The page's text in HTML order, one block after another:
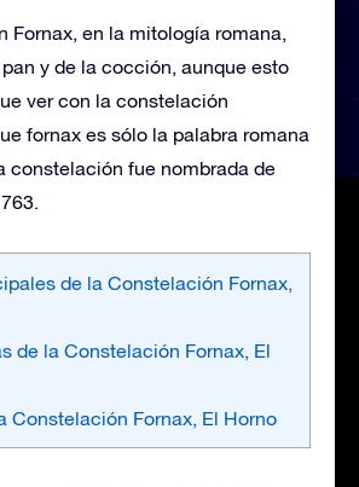
Fornax, en la mitología romana,
y de la cocción, aunque esto
ver con la constelación
fornax es sólo la palabra romana
constelación fue nombrada de
de la Constelación Fornax,
de la Constelación Fornax, El
Constelación Fornax, El Horno